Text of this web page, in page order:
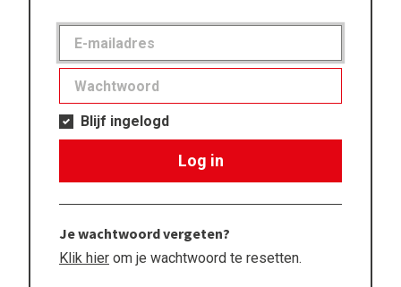
Blijf ingelogd
Log in
Je wachtwoord vergeten?
Klik hier om je wachtwoord te resetten.